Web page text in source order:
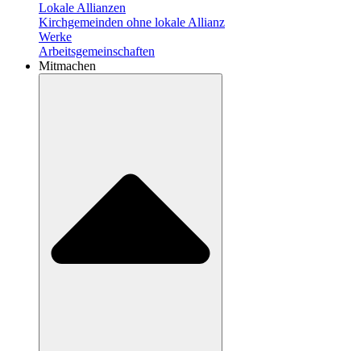
Lokale Allianzen
Kirchgemeinden ohne lokale Allianz
Werke
Arbeitsgemeinschaften
Mitmachen